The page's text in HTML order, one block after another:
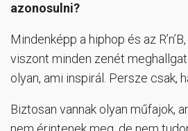
azonosulni?
Mindenképp a hiphop és az
viszont minden zenét
olyan, ami inspirál. Persze csak,
Biztosan vannak olyan műfajok,